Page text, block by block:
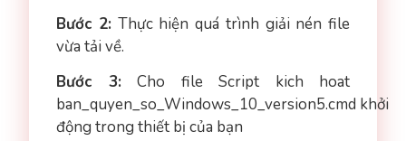
Bước 2: Thực hiện quá trình giải nén file
vừa tải về.
Bước 3: Cho file Script kich hoat
ban_quyen_so_Windows_10_version5.cmd khởi
động trong thiết bị của bạn